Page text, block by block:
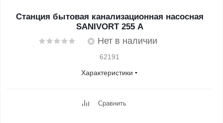
Станция бытовая канализационная насосная
SANIVORT 255 A
Нет в наличии
62191
Характеристики
Сравнить